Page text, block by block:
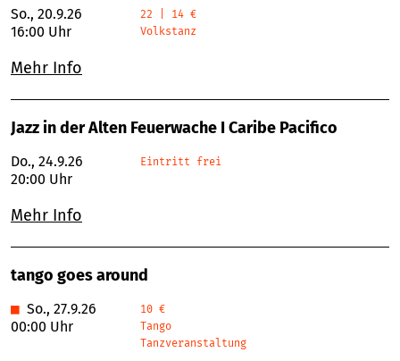
So., 20.9.26
16:00 Uhr
22 | 14 €
Volkstanz
Mehr Info
Jazz in der Alten Feuerwache I Caribe Pacifico
Do., 24.9.26
20:00 Uhr
Eintritt frei
Mehr Info
tango goes around
■ So., 27.9.26
00:00 Uhr
10 €
Tango
Tanzveranstaltung